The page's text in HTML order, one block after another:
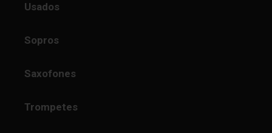
Usados
Sopros
Saxofones
Trompetes